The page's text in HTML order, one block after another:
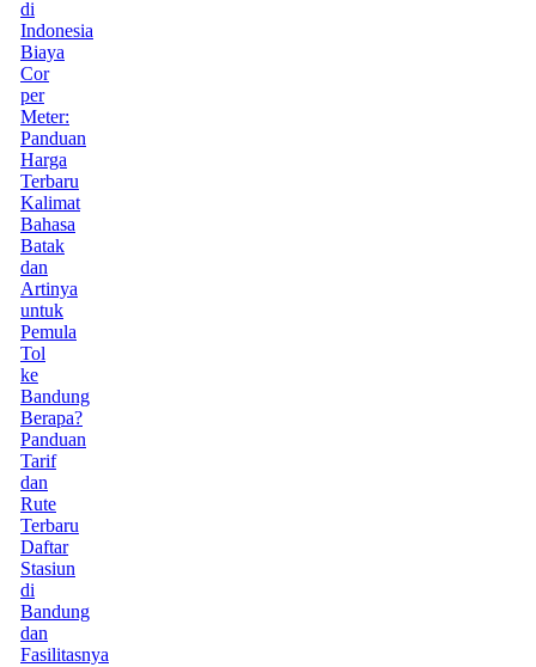
di
Indonesia
Biaya
Cor
per
Meter:
Panduan
Harga
Terbaru
Kalimat
Bahasa
Batak
dan
Artinya
untuk
Pemula
Tol
ke
Bandung
Berapa?
Panduan
Tarif
dan
Rute
Terbaru
Daftar
Stasiun
di
Bandung
dan
Fasilitasnya